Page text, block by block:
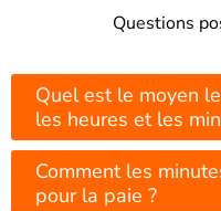
Questions
Quel est le moyen
les heures et les
Comment les
pour la paie ?